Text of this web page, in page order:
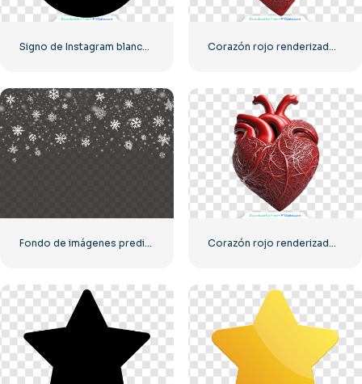
Signo de Instagram blanco en círculo negro Corazón rojo renderizado realista 3D – 1
Fondo de imágenes prediseñadas de copos de nieve blancos cayendo Corazón rojo renderizado realista 3D – 2